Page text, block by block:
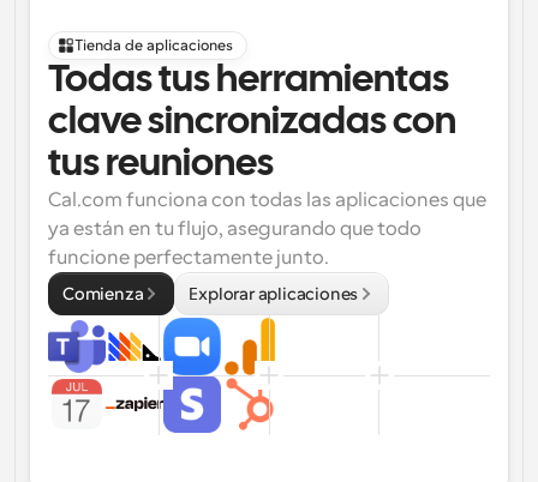
Tienda de aplicaciones
Todas tus herramientas
clave sincronizadas con
tus reuniones
Cal.com funciona con todas las aplicaciones que
ya están en tu flujo, asegurando que todo
funcione perfectamente junto.
Comienza Explorar aplicaciones